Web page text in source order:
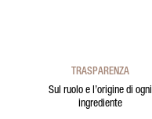
TRASPARENZA
Sul ruolo e l’origine di ogni
ingrediente